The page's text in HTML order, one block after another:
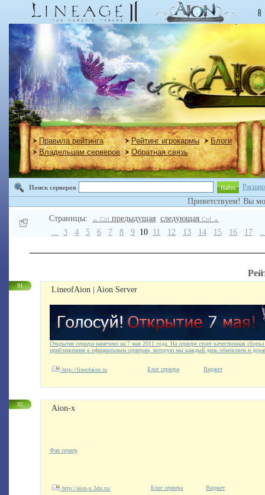
Правила рейтинга Рейтинг игрокармы
Блоги
Владельцам серверов
Обратная связь
Поиск серверов Найти
Приветствуем! Вы
Страницы:
← Ctrl предыдущая следующая Ctrl →
... 3 4 5 6 7 8 9 10 11 12 13 14 15 16 17
91 LineofAion | Aion Server
Открытие сервера намечено на 7 мая 2011 года. На сервере стоит качественная
приближенная к официальным серверам, которую мы каждый день обновляем и
http://lineofaion.ru Блог сервера Виджет
92 Aion-x
Фан сервер
http://aion-x.3dn.ru/ Блог сервера Виджет